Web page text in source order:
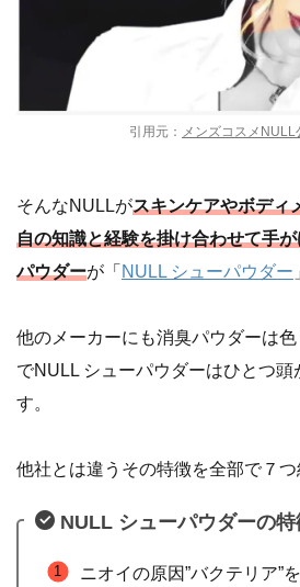
引用元： メンズコスメNULL
そんなNULLがスキンケアやボディ
自の知識と経験を掛け合わせて手
パウダーが「 NULL シューパウダー
他のメーカーにも消臭パウダーは
でNULL シューパウダーはひとつ
す。
他社とは違うその特徴を全部で７つ
NULL シューパウダーの特
ニオイの原因”バクテリア”